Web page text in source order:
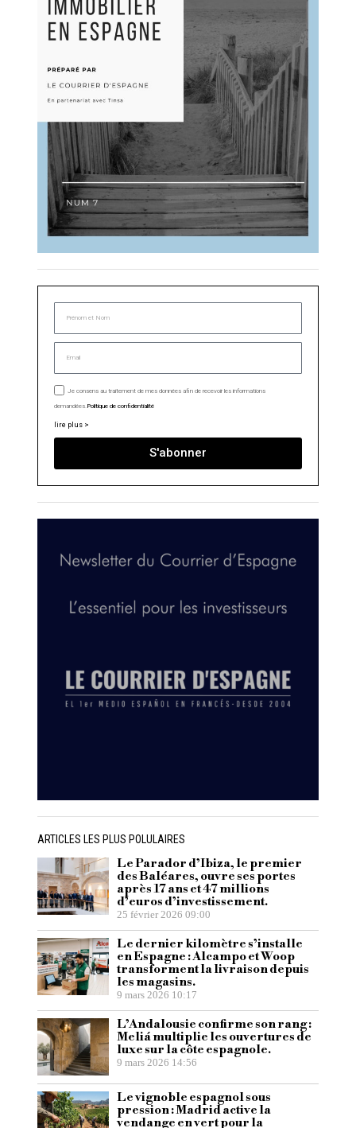
Je consens au traitement de mes données afin de recevoir les informations
demandées.Politique de confidentialité
lire plus >
S'abonner
ARTICLES LES PLUS POLULAIRES
Le Parador d’Ibiza, le premier
des Baléares, ouvre ses portes
après 17 ans et 47 millions
d’euros d’investissement.
25 février 2026 09:00
Le dernier kilomètre s’installe
en Espagne : Alcampo et Woop
transforment la livraison depuis
les magasins.
9 mars 2026 10:17
L’Andalousie confirme son rang :
Meliá multiplie les ouvertures de
luxe sur la côte espagnole.
9 mars 2026 14:56
Le vignoble espagnol sous
pression : Madrid active la
vendange en vert pour la